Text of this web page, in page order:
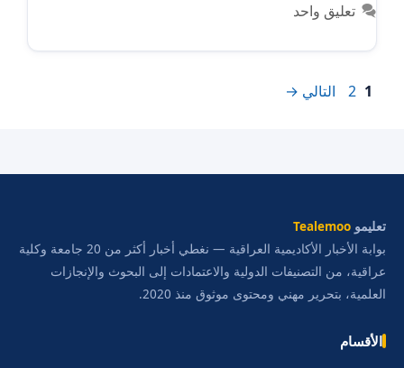
تعليق واحد
Page
1
Page
2 التالي →
تعليمو Tealemoo
بوابة الأخبار الأكاديمية العراقية — نغطي أخبار أكثر من 20 جامعة وكلية
عراقية، من التصنيفات الدولية والاعتمادات إلى البحوث والإنجازات
العلمية، بتحرير مهني ومحتوى موثوق منذ 2020.
الأقسام